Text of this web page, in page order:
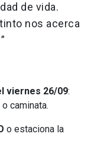
de vida.
nos acerca
viernes 26/09:
caminata.
o estaciona la